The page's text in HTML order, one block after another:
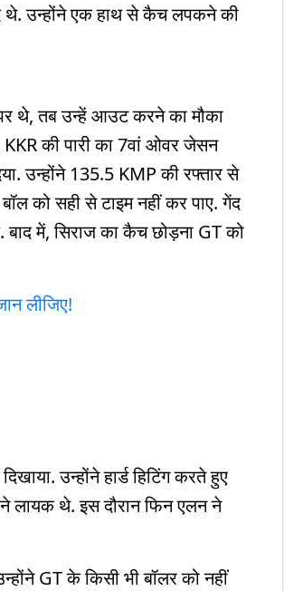
थे. उन्होंने एक हाथ से कैच लपकने की
थे, तब उन्हें आउट करने का मौका
KKR की पारी का 7वां ओवर जेसन
उन्होंने 135.5 KMP की रफ्तार से
को सही से टाइम नहीं कर पाए. गेंद
में, सिराज का कैच छोड़ना GT को
लीजिए!
उन्होंने हार्ड हिटिंग करते हुए
लायक थे. इस दौरान फिन एलन ने
GT के किसी भी बॉलर को नहीं